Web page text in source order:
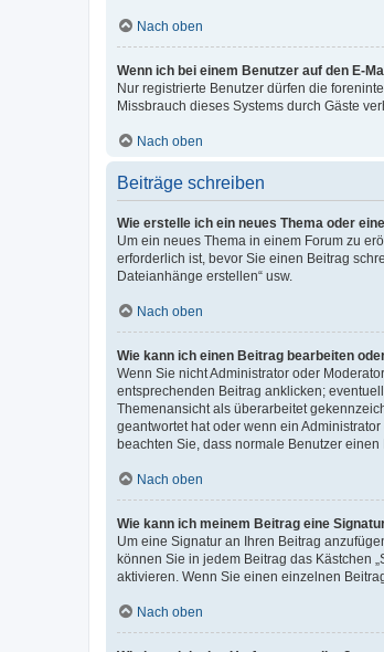
Nach oben
Wenn ich bei einem Benutzer auf den E-
Nur registrierte Benutzer dürfen die
Missbrauch dieses Systems durch Gäste
Nach oben
Beiträge schreiben
Wie erstelle ich ein neues Thema oder
Um ein neues Thema in einem Forum zu
erforderlich ist, bevor Sie einen Beitrag
Dateianhänge erstellen“ usw.
Nach oben
Wie kann ich einen Beitrag bearbeiten
Wenn Sie nicht Administrator oder
entsprechenden Beitrag anklicken;
Themenansicht als überarbeitet
geantwortet hat oder wenn ein
beachten Sie, dass normale Benutzer
Nach oben
Wie kann ich meinem Beitrag eine
Um eine Signatur an Ihren Beitrag
können Sie in jedem Beitrag das Kästchen
aktivieren. Wenn Sie einen einzelnen
Nach oben